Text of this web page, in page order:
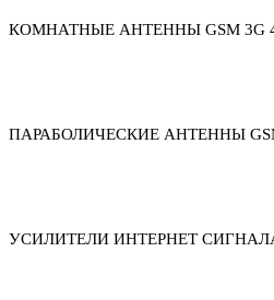
КОМНАТНЫЕ АНТЕННЫ GSM 3G
ПАРАБОЛИЧЕСКИЕ АНТЕННЫ
УСИЛИТЕЛИ ИНТЕРНЕТ СИГНАЛА